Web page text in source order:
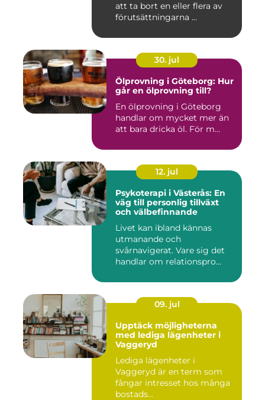
att ta bort en eller flera av
förutsättningarna ...
30. jul
Ölprovning i Göteborg: Hur
går en ölprovning till?
En ölprovning i Göteborg
handlar om mycket mer än
att bara dricka öl. För m...
12. jul
Psykoterapi i Västerås: En
väg till personlig tillväxt
och välbefinnande
Livet kan ibland kännas
utmanande och
svårnavigerat. Vare sig det
handlar om relationspro...
09. jul
Upptäck möjligheterna
med lediga lägenheter i
Vaggeryd
Lediga lägenheter i
Vaggeryd är en term som
fångar intresset hos många
bostads...